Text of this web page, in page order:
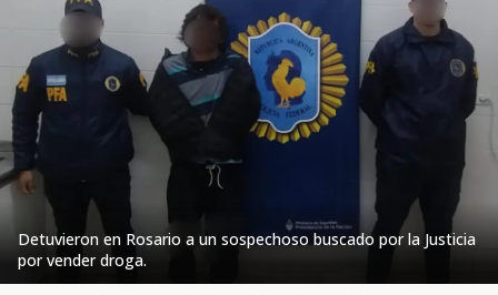
Detuvieron en Rosario a un sospechoso buscado por la Justicia
por vender droga.